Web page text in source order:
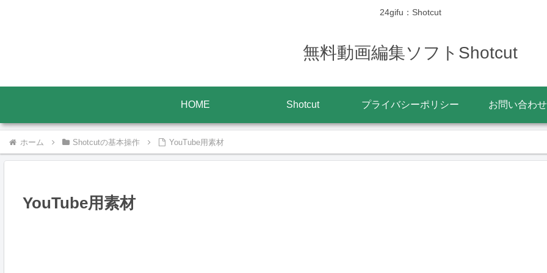
24gifu：Shotcut
無料動画編集ソフトShotcut
HOME Shotcut プライバシーポリシー お問い合わせ
ホーム Shotcutの基本操作 YouTube用素材
YouTube用素材